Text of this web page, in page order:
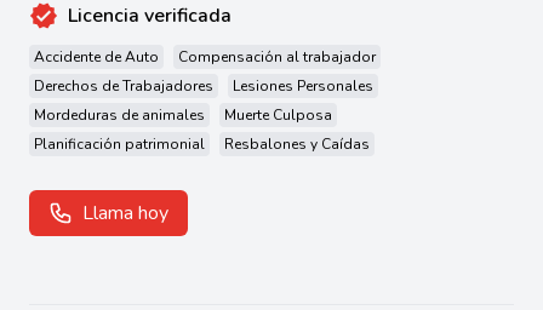
Licencia verificada
Accidente de Auto
Compensación al trabajador
Derechos de Trabajadores
Lesiones Personales
Mordeduras de animales
Muerte Culposa
Planificación patrimonial
Resbalones y Caídas
Llama hoy